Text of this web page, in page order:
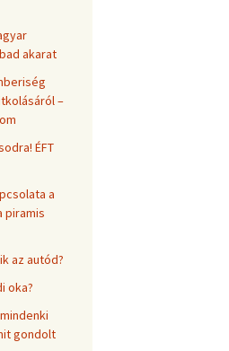
akarat
–
ÉFT
a
piramis
az autód?
oka?
gondolt